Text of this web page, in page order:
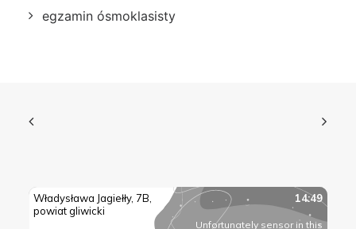
egzamin ósmoklasisty